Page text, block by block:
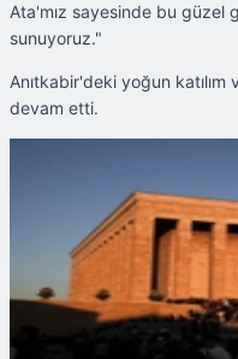
Ata'mız sayesinde bu güzel
sunuyoruz."
Anıtkabir'deki yoğun
devam etti.
19 Mayıs'ta Anıtkabir'de